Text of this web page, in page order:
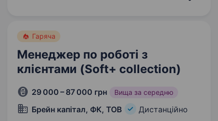
Гаряча
Менеджер по роботі з
клієнтами (Soft+ collection)
29 000 – 87 000 грн Вища за середню
Брейн капітал, ФК, ТОВ Дистанційно